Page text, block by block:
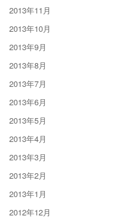
2013年11月
2013年10月
2013年9月
2013年8月
2013年7月
2013年6月
2013年5月
2013年4月
2013年3月
2013年2月
2013年1月
2012年12月